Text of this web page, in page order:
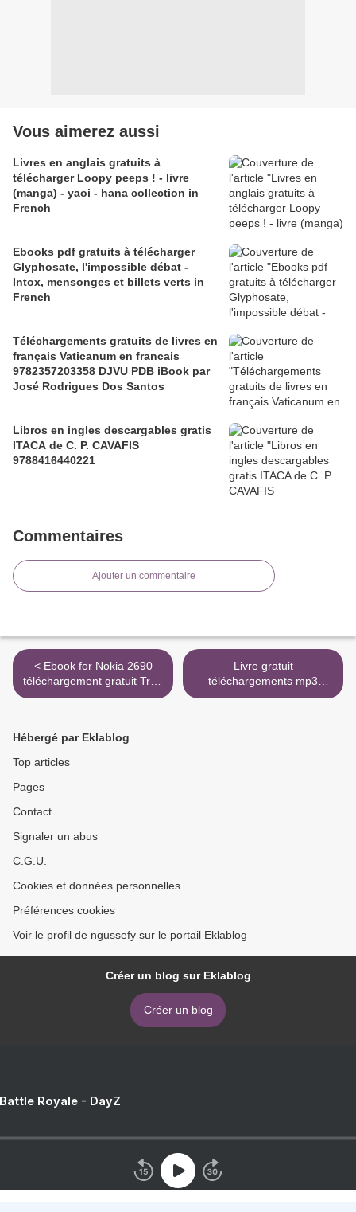
Vous aimerez aussi
Livres en anglais gratuits à
télécharger Loopy peeps ! - livre
(manga) - yaoi - hana collection in
French
Ebooks pdf gratuits à télécharger
Glyphosate, l'impossible débat -
Intox, mensonges et billets verts in
French
Téléchargements gratuits de livres en
français Vaticanum en francais
9782357203358 DJVU PDB iBook par
José Rodrigues Dos Santos
Libros en ingles descargables gratis
ITACA de C. P. CAVAFIS
9788416440221
Commentaires
Ajouter un commentaire
< Ebook for Nokia 2690
téléchargement gratuit Trop
intelligent pour être heureux
Livre gratuit
téléchargements mp3
Python précis et concis -
Hébergé par Eklablog
Top articles
Pages
Contact
Signaler un abus
C.G.U.
Cookies et données personnelles
Préférences cookies
Voir le profil de ngussefy sur le portail Eklablog
Créer un blog sur Eklablog
Créer un blog
Royale - DayZ